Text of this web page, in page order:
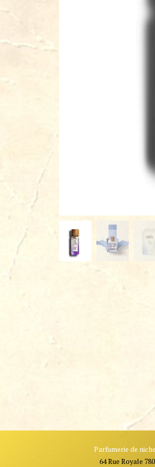
Parfumerie de
64 Rue Royale